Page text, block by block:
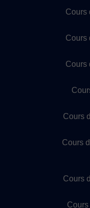
Cours
Cours
Cours
Cours
Cours
Cours